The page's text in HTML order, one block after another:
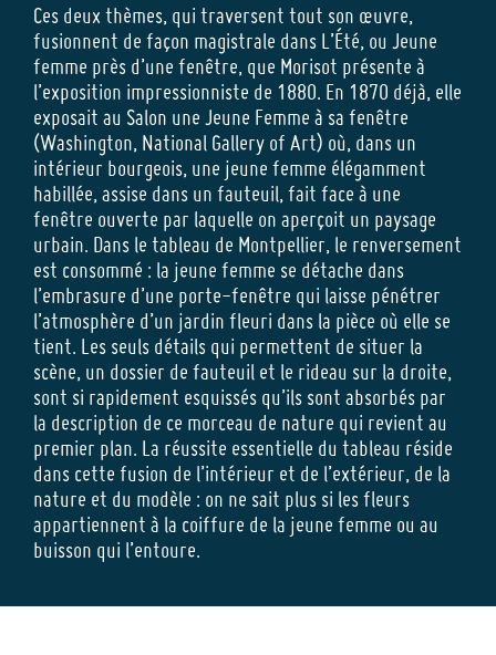
Ces deux thèmes, qui traversent tout son œuvre,
fusionnent de façon magistrale dans L’Été, ou Jeune
femme près d’une fenêtre, que Morisot présente à
l’exposition impressionniste de 1880. En 1870 déjà, elle
exposait au Salon une Jeune Femme à sa fenêtre
(Washington, National Gallery of Art) où, dans un
intérieur bourgeois, une jeune femme élégamment
habillée, assise dans un fauteuil, fait face à une
fenêtre ouverte par laquelle on aperçoit un paysage
urbain. Dans le tableau de Montpellier, le renversement
est consommé : la jeune femme se détache dans
l’embrasure d’une porte-fenêtre qui laisse pénétrer
l’atmosphère d’un jardin fleuri dans la pièce où elle se
tient. Les seuls détails qui permettent de situer la
scène, un dossier de fauteuil et le rideau sur la droite,
sont si rapidement esquissés qu’ils sont absorbés par
la description de ce morceau de nature qui revient au
premier plan. La réussite essentielle du tableau réside
dans cette fusion de l’intérieur et de l’extérieur, de la
nature et du modèle : on ne sait plus si les fleurs
appartiennent à la coiffure de la jeune femme ou au
buisson qui l’entoure.